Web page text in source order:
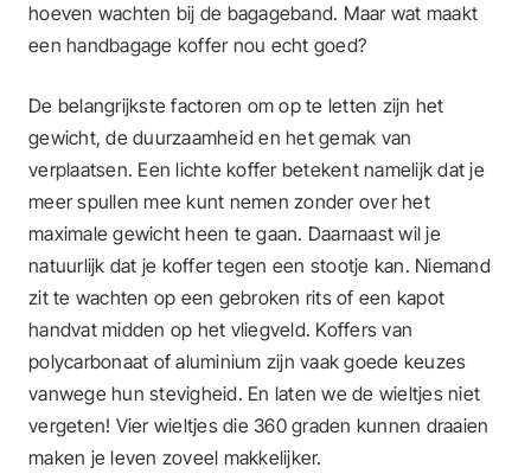
hoeven wachten bij de bagageband. Maar wat maakt
een handbagage koffer nou echt goed?
De belangrijkste factoren om op te letten zijn het
gewicht, de duurzaamheid en het gemak van
verplaatsen. Een lichte koffer betekent namelijk dat je
meer spullen mee kunt nemen zonder over het
maximale gewicht heen te gaan. Daarnaast wil je
natuurlijk dat je koffer tegen een stootje kan. Niemand
zit te wachten op een gebroken rits of een kapot
handvat midden op het vliegveld. Koffers van
polycarbonaat of aluminium zijn vaak goede keuzes
vanwege hun stevigheid. En laten we de wieltjes niet
vergeten! Vier wieltjes die 360 graden kunnen draaien
maken je leven zoveel makkelijker.